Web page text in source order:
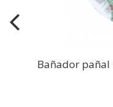
Bañador pañal